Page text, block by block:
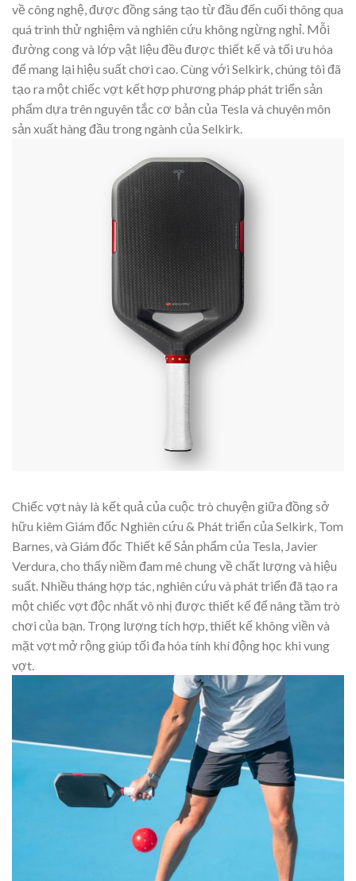
về công nghệ, được đồng sáng tạo từ đầu đến cuối thông qua
quá trình thử nghiệm và nghiên cứu không ngừng nghỉ. Mỗi
đường cong và lớp vật liệu đều được thiết kế và tối ưu hóa
để mang lại hiệu suất chơi cao. Cùng với Selkirk, chúng tôi đã
tạo ra một chiếc vợt kết hợp phương pháp phát triển sản
phẩm dựa trên nguyên tắc cơ bản của Tesla và chuyên môn
sản xuất hàng đầu trong ngành của Selkirk.
Chiếc vợt này là kết quả của cuộc trò chuyện giữa đồng sở
hữu kiêm Giám đốc Nghiên cứu & Phát triển của Selkirk, Tom
Barnes, và Giám đốc Thiết kế Sản phẩm của Tesla, Javier
Verdura, cho thấy niềm đam mê chung về chất lượng và hiệu
suất. Nhiều tháng hợp tác, nghiên cứu và phát triển đã tạo ra
một chiếc vợt độc nhất vô nhị được thiết kế để nâng tầm trò
chơi của bạn. Trọng lượng tích hợp, thiết kế không viền và
mặt vợt mở rộng giúp tối đa hóa tính khí động học khi vung
vợt.